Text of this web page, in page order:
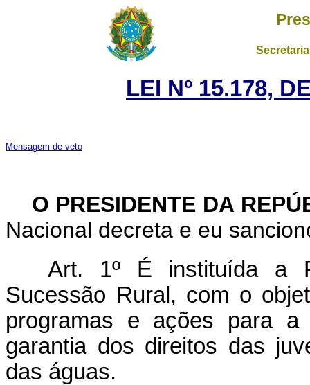
LEI Nº 15.178,
Mensagem de veto
O PRESIDENTE DA
Nacional decreta e eu
Art. 1º É instituída a
Sucessão Rural, com o
programas e ações para
garantia dos direitos das
das águas.